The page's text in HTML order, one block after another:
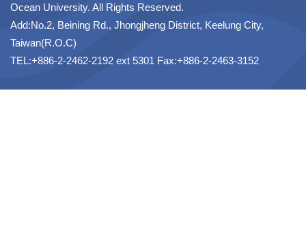
Ocean University. All Rights Reserved.
Add:No.2, Beining Rd., Jhongjheng District, Keelung City,
Taiwan(R.O.C)
TEL:+886-2-2462-2192 ext 5301 Fax:+886-2-2463-3152